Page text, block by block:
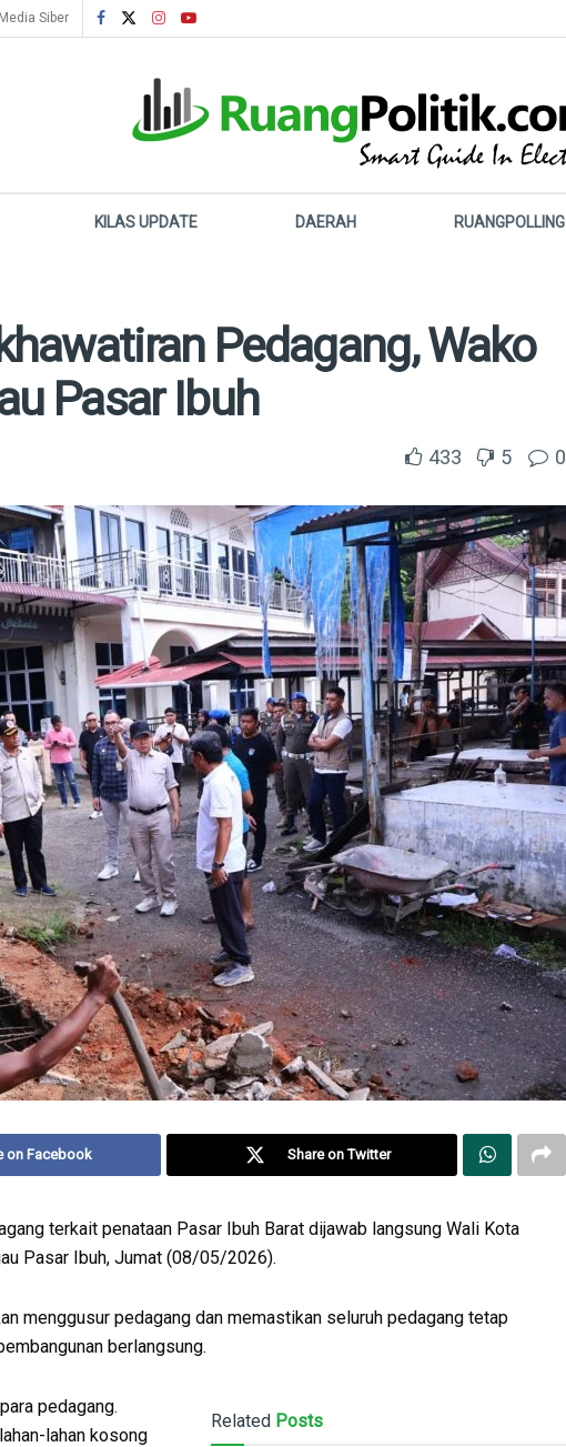
Siber
KILAS UPDATE DAERAH RUANGPOLLING
Pedagang, Wako
Pasar Ibuh
433 5 0
on Facebook Share on Twitter
terkait penataan Pasar Ibuh Barat dijawab langsung Wali Kota
Pasar Ibuh, Jumat (08/05/2026).
menggusur pedagang dan memastikan seluruh pedagang tetap
berlangsung.
Related Posts
pedagang.
lahan kosong